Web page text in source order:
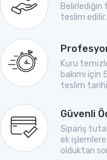
Belirlediğin
teslim edilir.
Kuru
bakımı
teslim tarihi
Güvenli
Sipariş
ek
olduktan